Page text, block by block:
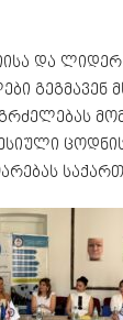
და
გეგმავენ